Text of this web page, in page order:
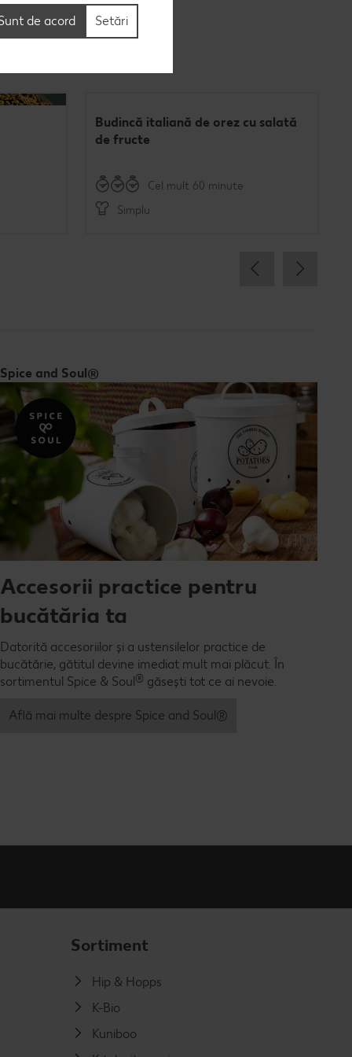
Budincă italiană de orez cu salată
de fructe
Cel mult 60 minute
Simplu
Spice and Soul®
Accesorii practice pentru
bucătăria ta
Datorită accesoriilor și a ustensilelor practice de
bucătărie, gătitul devine imediat mult mai plăcut. În
sortimentul Spice & Soul ® găsești tot ce ai nevoie.
Află mai multe despre Spice and Soul®
Sortiment
Hip & Hopps
K-Bio
Kuniboo
Setări
de acord